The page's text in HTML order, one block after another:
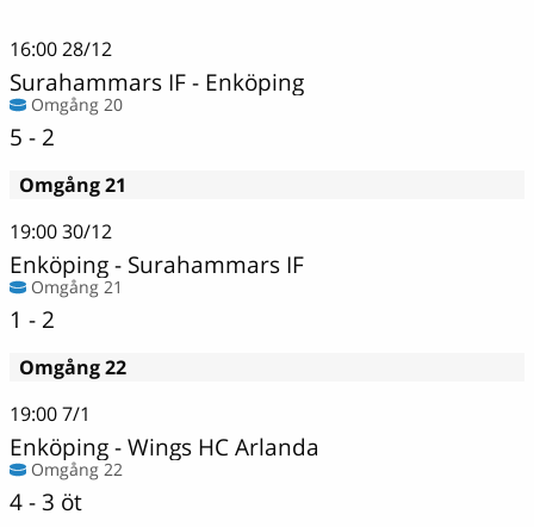
16:0028/12
Surahammars IF- Enköping
Omgång 20
5 - 2
Omgång 21
19:0030/12
Enköping- Surahammars IF
Omgång 21
1 - 2
Omgång 22
19:007/1
Enköping-Wings HC Arlanda
Omgång 22
4 - 3 öt